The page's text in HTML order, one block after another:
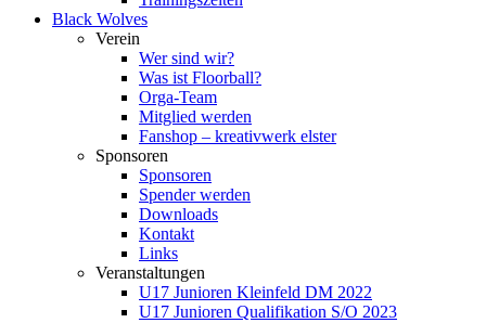
Black Wolves
Verein
Wer sind wir?
Was ist Floorball?
Orga-Team
Mitglied werden
Fanshop – kreativwerk elster
Sponsoren
Sponsoren
Spender werden
Downloads
Kontakt
Links
Veranstaltungen
U17 Junioren Kleinfeld DM 2022
U17 Junioren Qualifikation S/O 2023